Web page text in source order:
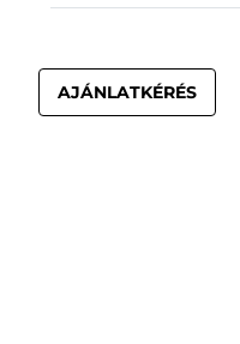
AJÁNLATKÉRÉS